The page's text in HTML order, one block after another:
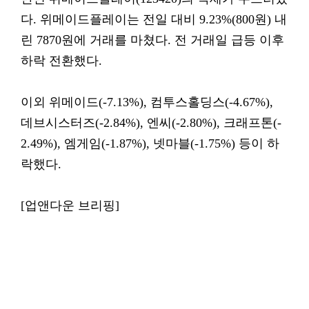
다. 위메이드플레이는 전일 대비 9.23%(800원) 내
린 7870원에 거래를 마쳤다. 전 거래일 급등 이후
하락 전환했다.
이외 위메이드(-7.13%), 컴투스홀딩스(-4.67%),
데브시스터즈(-2.84%), 엔씨(-2.80%), 크래프톤(-
2.49%), 엠게임(-1.87%), 넷마블(-1.75%) 등이 하
락했다.
[업앤다운 브리핑]